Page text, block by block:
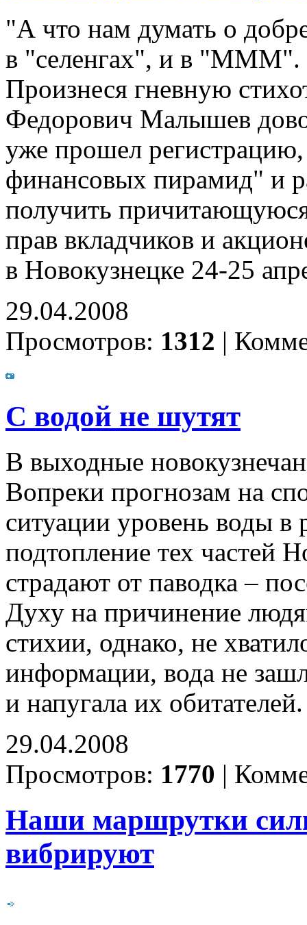
"А что нам думать о
в "селенгах", и в "МММ".
Произнеся гневную
Федорович Малышев
уже прошел регистрацию,
финансовых пирамид" и
получить
прав вкладчиков и
в Новокузнецке 24-25
29.04.2008
Просмотров: 1312 |
С водой не шутят
В выходные
Вопреки прогнозам на
ситуации уровень воды в
подтопление тех частей
страдают от паводка –
Духу на причинение
стихии, однако, не
информации, вода не
и напугала их
29.04.2008
Просмотров: 1770 |
Наши маршрутки
вибрируют